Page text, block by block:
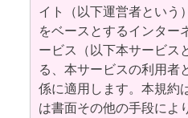
イト（以下運営者という
をベースとするインター
ービス（以下本サービス
る、本サービスの利用者
係に適用します。本規約
は書面その他の手段によ